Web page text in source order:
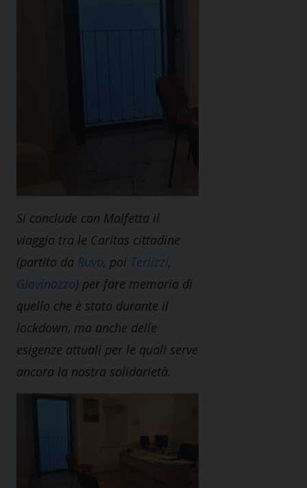
Si conclude con Molfetta il
viaggio tra le Caritas cittadine
(partito da Ruvo, poi Terlizzi,
Giovinazzo) per fare memoria di
quello che è stato durante il
lockdown, ma anche delle
esigenze attuali per le quali serve
ancora la nostra solidarietà.